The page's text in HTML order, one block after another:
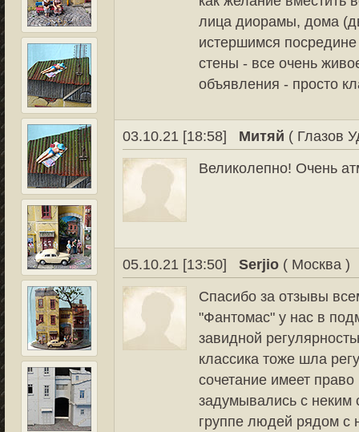
лица диорамы, дома
истершимся
стены - все очень
объявления - просто
03.10.21 [18:58] Митяй ( Глазов
Великолепно! Очень
05.10.21 [13:50] Serjio ( Москва )
Спасибо за отзывы
"Фантомас" у нас в
завидной
классика тоже шла
сочетание имеет
задумывались с
группе людей рядом с